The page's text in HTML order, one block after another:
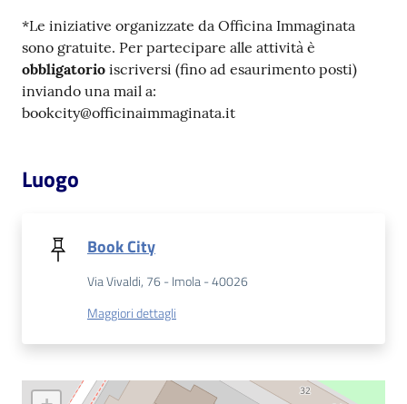
storico
Decentrate
Patto
lettura
Seguici
*Le iniziative organizzate da Officina Immaginata
sono gratuite. Per partecipare alle attività è
obbligatorio iscriversi (fino ad esaurimento posti)
inviando una mail a:
bookcity@officinaimmaginata.it
Luogo
Book City
Via Vivaldi, 76 - Imola - 40026
Maggiori dettagli